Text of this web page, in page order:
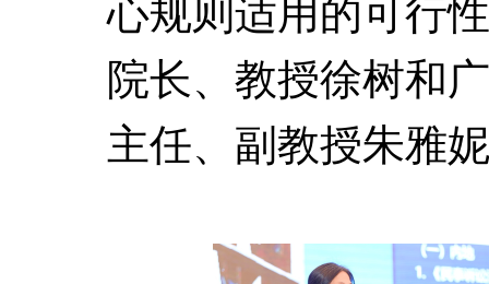
心规则适用的可行
院长、教授徐树和
主任、副教授朱雅